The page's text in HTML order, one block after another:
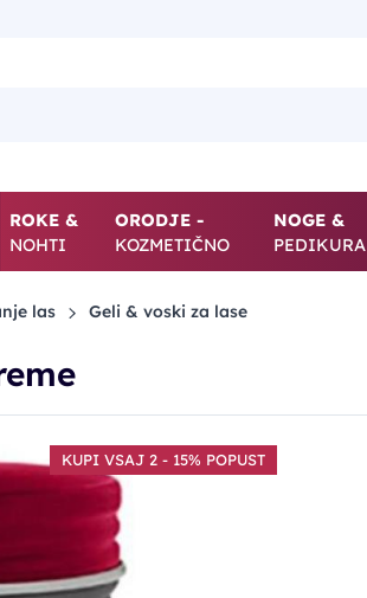
ROKE &
NOHTI
ORODJE -
KOZMETIČNO
NOGE &
PEDIKURA
las Geli & voski za lase
KUPI VSAJ 2 - 15% POPUST